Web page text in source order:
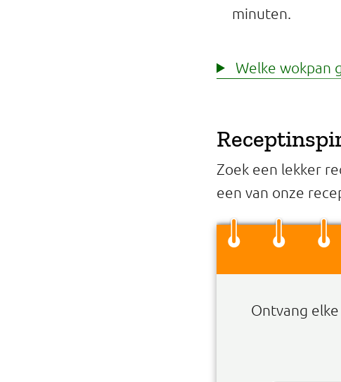
minuten.
Welke wokpan
Zoek een lekker
een van onze
Ontvang